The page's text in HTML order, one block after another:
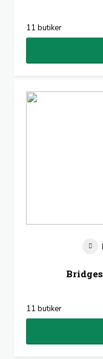
11 butiker
11 butiker